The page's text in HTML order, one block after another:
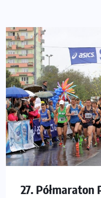
27. Półmaraton